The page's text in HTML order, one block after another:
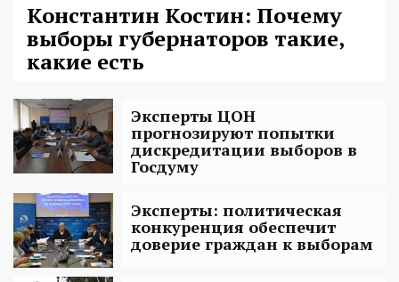
Константин Костин: Почему
выборы губернаторов такие,
какие есть
Эксперты ЦОН
прогнозируют попытки
дискредитации выборов в
Госдуму
Эксперты: политическая
конкуренция обеспечит
доверие граждан к выборам